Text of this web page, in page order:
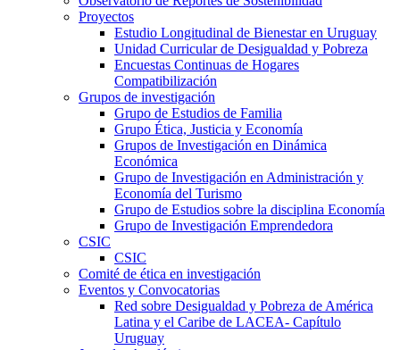
Proyectos
Estudio Longitudinal de Bienestar en Uruguay
Unidad Curricular de Desigualdad y Pobreza
Encuestas Continuas de Hogares
Compatibilización
Grupos de investigación
Grupo de Estudios de Familia
Grupo Ética, Justicia y Economía
Grupos de Investigación en Dinámica
Económica
Grupo de Investigación en Administración y
Economía del Turismo
Grupo de Estudios sobre la disciplina Economía
Grupo de Investigación Emprendedora
CSIC
CSIC
Comité de ética en investigación
Eventos y Convocatorias
Red sobre Desigualdad y Pobreza de América
Latina y el Caribe de LACEA- Capítulo
Uruguay